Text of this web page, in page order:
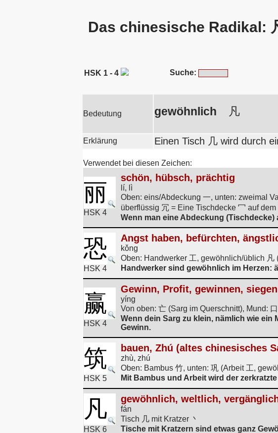
Das chinesische Radikal:
HSK 1 - 4 Suche:
Bedeutung gewöhnlich 凡
Erklärung Einen Tisch 几 wird durch
Verwendet bei diesen Zeichen:
丽
HSK 4
schön, hübsch, prächtig
lí, lì
Oben: eins/Abdeckung 一, unten: zweimal
überflüssig 冗 = Eine Tischdecke 冖 auf
Wenn man eine Abdeckung
恐
HSK 4
Angst haben, befürchten,
kǒng
Oben: Handwerker 工, gewöhnlich/üblich
Handwerker sind gewöhnlich im Herzen:
赢
HSK 4
Gewinn, Profit, gewinnen, siegen
yíng
Von oben: 亡 (Sarg im Querschnitt), Mund:
Wenn dein Sarg zu klein, nämlich wie
Gewinn.
筑
HSK 5
bauen, Zhú (altes chinesisches
zhù, zhú
Oben: Bambus 竹, unten: 巩 (Arbeit 工,
Mit Bambus und Arbeit wird der
凡
HSK 6
gewöhnlich, weltlich,
fán
Tisch 几 mit Kratzer 丶
Tische mit Kratzern sind etwas ganz